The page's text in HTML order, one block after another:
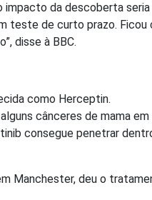
da descoberta seria
teste de curto prazo. Ficou
disse à BBC.
como Herceptin.
cânceres de mama em
consegue penetrar
Manchester, deu o